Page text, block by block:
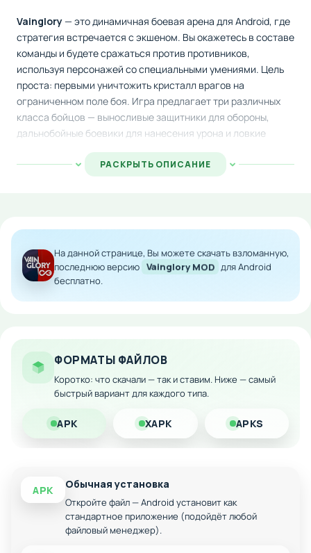
Vainglory— это динамичная боевая арена для Android, где
стратегия встречается с экшеном. Вы окажетесь в составе
команды и будете сражаться против противников,
используя персонажей со специальными умениями. Цель
проста: первыми уничтожить кристалл врагов на
ограниченном поле боя. Игра предлагает три различных
класса бойцов — выносливые защитники для обороны,
дальнобойные боевики для нанесения урона и ловкие
убийцы для скрытых атак.
Управление интуитивно понятно: касаетесь врага для
золото и вкладывать его в улучшение экипировки и
характеристик, что добавляет стратегический элемент в
геймплей.
всех устройствах
Дополнительные герои с экзотическими
способностями
Ускоренный прогресс развития персонажей
Загрузите модифицированную версию Vainglory и получите
максимум удовольствия от этой захватывающей MOBA с
потрясающей визуализацией и плавной анимацией.
РАСКРЫТЬ ОПИСАНИЕ
На данной странице, Вы можете скачать взломанную,
последнюю версию Vainglory MOD для Android
бесплатно.
ФОРМАТЫ ФАЙЛОВ
Коротко: что скачали — так и ставим. Ниже — самый
быстрый вариант для каждого типа.
APK XAPK APKS
APK Обычная установка
Откройте файл — Android установит как
стандартное приложение (подойдёт любой
файловый менеджер).